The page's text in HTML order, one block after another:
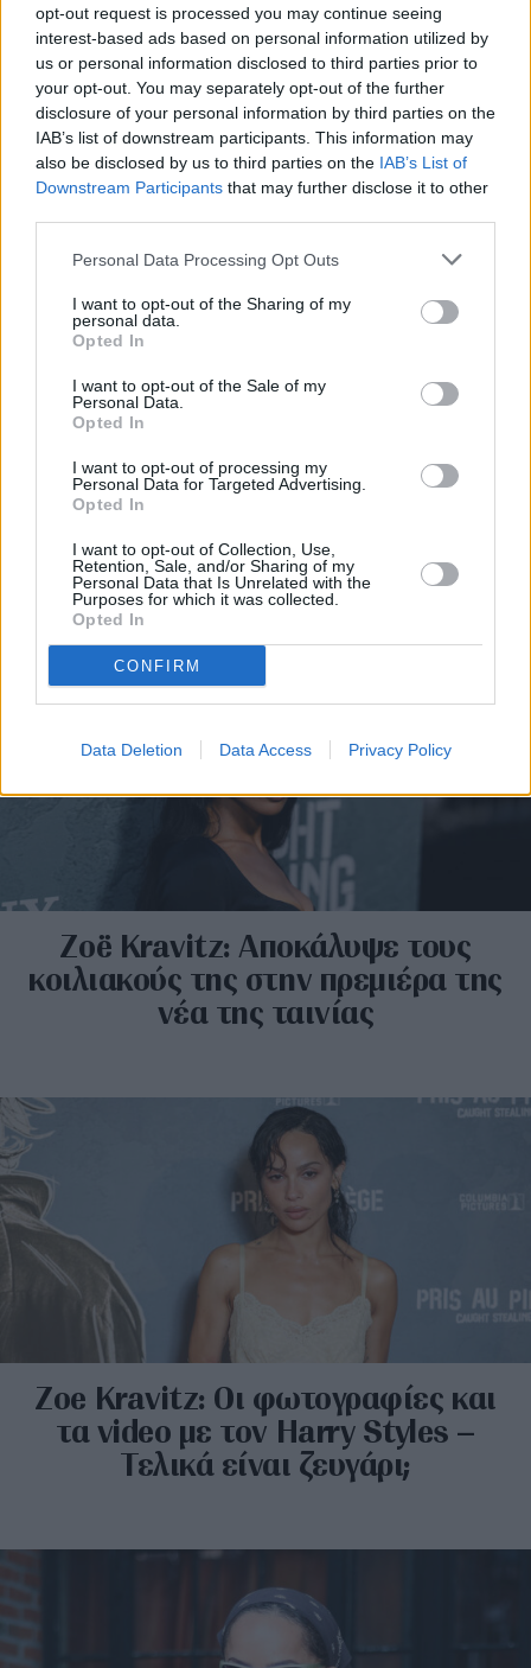
opt-out request is processed you may continue seeing
interest-based ads based on personal information utilized by
us or personal information disclosed to third parties prior to
your opt-out. You may separately opt-out of the further
disclosure of your personal information by third parties on the
IAB’s list of downstream participants. This information may
also be disclosed by us to third parties on the IAB’s List of
Downstream Participants that may further disclose it to other
Personal Data Processing Opt Outs
I want to opt-out of the Sharing of my
personal data.
Opted In
I want to opt-out of the Sale of my
Personal Data.
Opted In
I want to opt-out of processing my
Personal Data for Targeted Advertising.
Opted In
I want to opt-out of Collection, Use,
Retention, Sale, and/or Sharing of my
Personal Data that Is Unrelated with the
Purposes for which it was collected.
Opted In
CONFIRM
Data Deletion Data Access Privacy Policy
«Big Little Lies»: Τι γνωρίζουμε για
την 3η σεζόν της αγαπημένης
σειράς
Zoë Kravitz για τα «Φιλαράκια» :
«Πρέπει να μείνουν στη δεκαετία
του ’90»
Zoë Kravitz: Αποκάλυψε τους
κοιλιακούς της στην πρεμιέρα της
νέα της ταινίας
Zoe Kravitz: Οι φωτογραφίες και
τα video με τον Harry Styles –
Τελικά είναι ζευγάρι;